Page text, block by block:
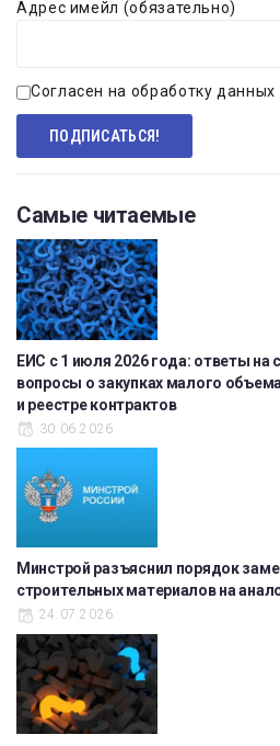
Адрес имейл (обязательно)
Согласен на обработку данных
Самые читаемые
ЕИС с 1 июля 2026 года: ответы на
вопросы о закупках малого
и реестре контрактов
30.06.2026
Минстрой разъяснил порядок
строительных материалов на
24.07.2026